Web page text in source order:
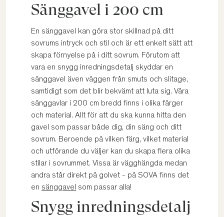
Sänggavel i 200 cm
En sänggavel kan göra stor skillnad på ditt
sovrums intryck och stil och är ett enkelt sätt att
skapa förnyelse på i ditt sovrum. Förutom att
vara en snygg inredningsdetalj skyddar en
sänggavel även väggen från smuts och slitage,
samtidigt som det blir bekvämt att luta sig. Våra
sänggavlar i 200 cm bredd finns i olika färger
och material. Allt för att du ska kunna hitta den
gavel som passar både dig, din säng och ditt
sovrum. Beroende på vilken färg, vilket material
och utförande du väljer kan du skapa flera olika
stilar i sovrummet. Vissa är vägghängda medan
andra står direkt på golvet - på SOVA finns det
en sänggavel som passar alla!
Snygg inredningsdetalj